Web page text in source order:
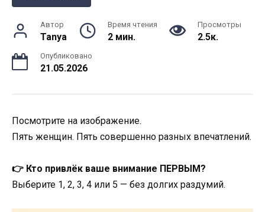
Автор
Tanya
Время чтения
2 мин.
Просмотры
2.5к.
Опубликовано
21.05.2026
Посмотрите на изображение.
Пять женщин. Пять совершенно разных впечатлений.
👉 Кто привлёк ваше внимание ПЕРВЫМ?
Выберите 1, 2, 3, 4 или 5 — без долгих раздумий.